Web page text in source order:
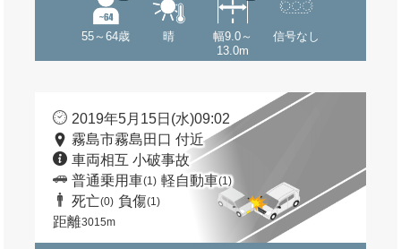
55～64歳 晴
幅9.0～
13.0m
信号なし
2019年5月15日(水)09:02
霧島市霧島田口 付近
車両相互 小破事故
普通乗用車(1) 軽自動車(1)
死亡(0) 負傷(1)
距離3015m